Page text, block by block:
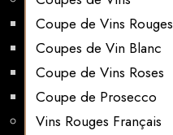
Coupe de Vins Rouges
Coupes de Vin Blanc
Coupe de Vins Roses
Coupe de Prosecco
Vins Rouges Français